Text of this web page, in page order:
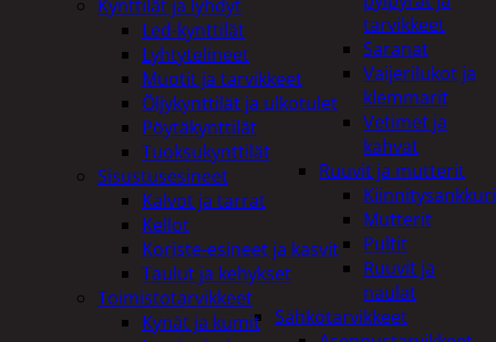
tarvikkeet
Saranat
Vaijerilukot ja
klemmarit
Vetimet ja
kahvat
Ruuvit ja mutterit
Mutterit
Pultit
Ruuvit ja
naulat
Sähkötarvikkeet
Kynttilät ja lyhdyt
Led-kynttilät
Lyhtytelineet
Muotit ja tarvikkeet
Öljykynttilät ja ulkotulet
Pöytäkynttilät
Tuoksukynttilät
Sisustusesineet
Kalvot ja tarrat
Kellot
Koriste-esineet ja kasvit
Taulut ja kehykset
Toimistotarvikkeet
Kynät ja kumit